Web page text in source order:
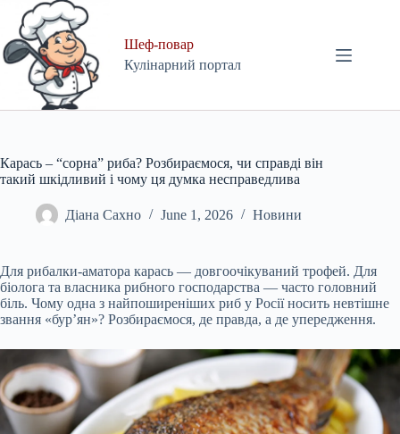
content
Шеф-повар
Кулінарний портал
Карась – “сорна” риба? Розбираємося, чи справді він
такий шкідливий і чому ця думка несправедлива
Діана Сахно June 1, 2026 Новини
Для рибалки-аматора карась — довгоочікуваний трофей. Для
біолога та власника рибного господарства — часто головний
біль. Чому одна з найпоширеніших риб у Росії носить невтішне
звання «бур’ян»? Розбираємося, де правда, а де упередження.